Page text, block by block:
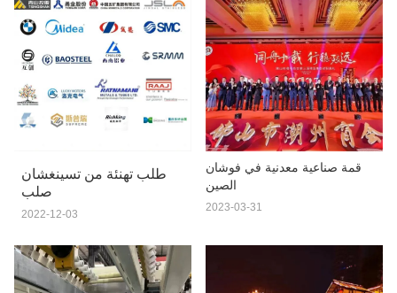
طلب تهنئة من تسينغشان
صلب
2022-12-03
قمة صناعية معدنية في فوشان
الصين
2023-03-31